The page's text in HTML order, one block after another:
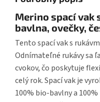
Merino spací vak
bavlna, ovečky,
Tento spací vak s
Odnímateľné rukávy sa
cvokov, čo poskytuje
celý rok. Spací vak je
100% bio-bavlny a